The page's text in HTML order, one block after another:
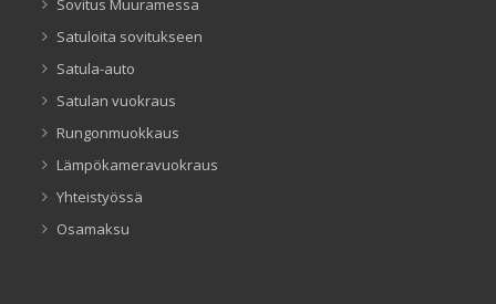
Satuloita sovitukseen
Satula-auto
Satulan vuokraus
Rungonmuokkaus
Lämpökameravuokraus
Yhteistyössä
Osamaksu